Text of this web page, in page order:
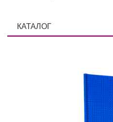
КАТАЛОГ
Шкафы инструментальные
Тележки и тумбы для
Тумбы, шкафы и тележки